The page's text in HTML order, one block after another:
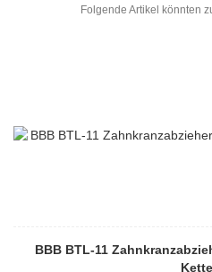
Folgende Artikel könnten
BBB BTL-11